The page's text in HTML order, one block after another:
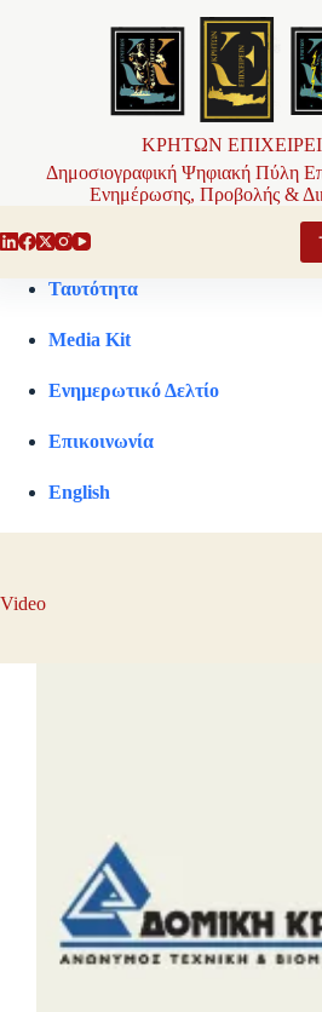
ΚΡΗΤΩΝ
Δημοσιογραφική Ψηφιακή Πύλη
Ενημέρωσης, Προβολής &
Ταυτότητα
Media Kit
Ενημερωτικό Δελτίο
Επικοινωνία
English
Video